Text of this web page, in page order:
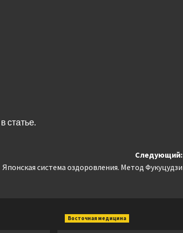
статье.
Следующий:
Японская система оздоровления. Метод Фукуцудзи
Восточная медицина